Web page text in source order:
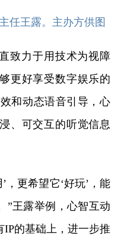
任王露。主办方供图
致力于用技术为视障
更好享受数字娱乐的
和动态语音引导，心
、可交互的听觉信息
，更希望它‘好玩’，能
”王露举例，心智互动
的基础上，进一步推